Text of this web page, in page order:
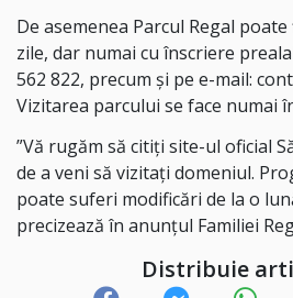
De asemenea Parcul Regal
zile, dar numai cu înscriere
562 822, precum și pe e-mail:
Vizitarea parcului se face numai
”Vă rugăm să citiți site-ul oficial
de a veni să vizitați domeniul.
poate suferi modificări de la o
precizează în anunțul Familiei
Distribuie